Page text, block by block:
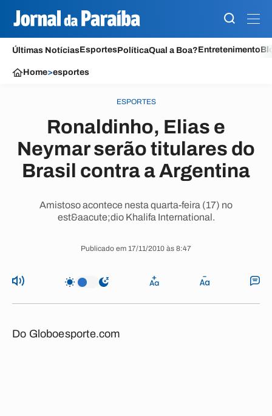
Últimas NotíciasEsportesPolíticaQual a Boa?Entretenimento
Home>esportes
ESPORTES
Ronaldinho, Elias e
Neymar serão titulares do
Brasil contra a Argentina
Amistoso acontece nesta quarta-feira (17) no
est&aacute;dio Khalifa International.
Publicado em 17/11/2010 às 8:47
Do Globoesporte.com